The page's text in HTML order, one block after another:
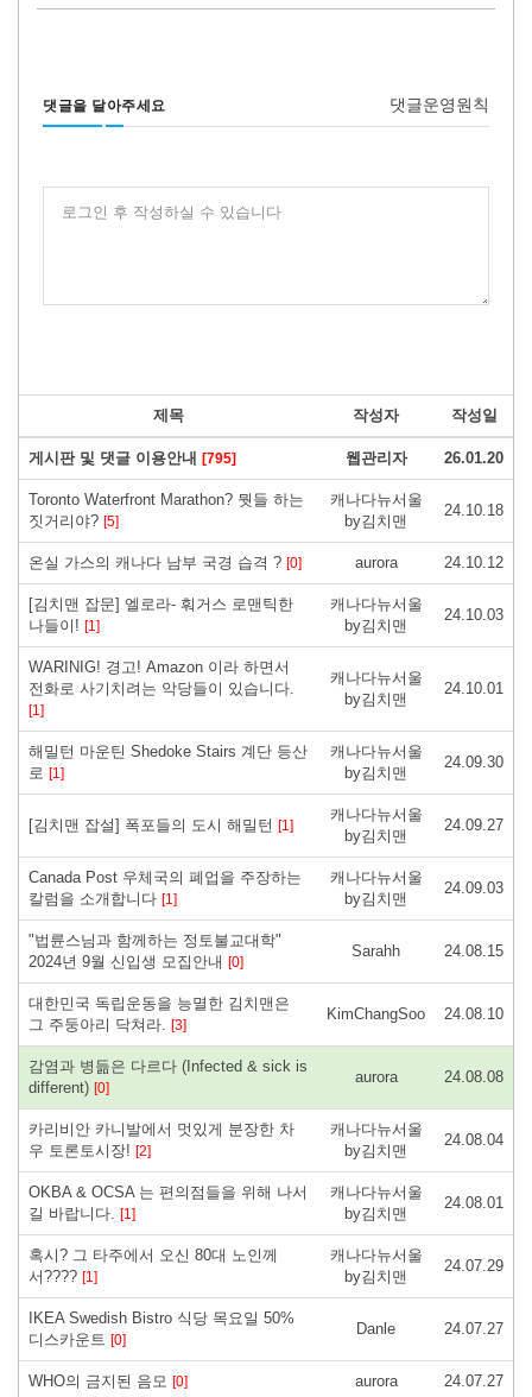
댓글을 달아주세요 댓글운영원칙
로그인 후 작성하실 수 있습니다
제목 작성자 작성일
게시판 및 댓글 이용안내 [795] 웹관리자 26.01.20
Toronto Waterfront Marathon? 뭣들 하는
짓거리야? [5]
캐나다뉴서울
by김치맨
24.10.18
온실 가스의 캐나다 남부 국경 습격 ? [0] aurora 24.10.12
[김치맨 잡문] 엘로라- 훠거스 로맨틱한
나들이! [1]
캐나다뉴서울
by김치맨
24.10.03
WARINIG! 경고! Amazon 이라 하면서
전화로 사기치려는 악당들이 있습니다.
[1]
캐나다뉴서울
by김치맨
24.10.01
해밀턴 마운틴 Shedoke Stairs 계단 등산
로 [1]
캐나다뉴서울
by김치맨
24.09.30
[김치맨 잡설] 폭포들의 도시 해밀턴 [1]
캐나다뉴서울
by김치맨
24.09.27
Canada Post 우체국의 폐업을 주장하는
칼럼을 소개합니다 [1]
캐나다뉴서울
by김치맨
24.09.03
"법륜스님과 함께하는 정토불교대학"
2024년 9월 신입생 모집안내 [0]
Sarahh 24.08.15
대한민국 독립운동을 능멸한 김치맨은
그 주둥아리 닥쳐라. [3]
KimChangSoo 24.08.10
감염과 병듦은 다르다 (Infected & sick is
different) [0]
aurora 24.08.08
카리비안 카니발에서 멋있게 분장한 차
우 토론토시장! [2]
캐나다뉴서울
by김치맨
24.08.04
OKBA & OCSA 는 편의점들을 위해 나서
길 바랍니다. [1]
캐나다뉴서울
by김치맨
24.08.01
혹시? 그 타주에서 오신 80대 노인께
서???? [1]
캐나다뉴서울
by김치맨
24.07.29
IKEA Swedish Bistro 식당 목요일 50%
디스카운트 [0]
Danle 24.07.27
WHO의 금지된 음모 [0] aurora 24.07.27